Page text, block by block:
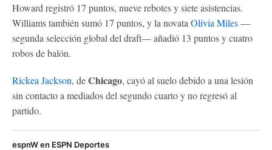
Howard registró 17 puntos, nueve rebotes y siete asistencias.
Williams también sumó 17 puntos, y la novata Olivia Miles—
segunda selección global del draft— añadió 13 puntos y cuatro
robos de balón.
Rickea Jackson, deChicago, cayó al suelo debido a una lesión
sin contacto a mediados del segundo cuarto y no regresó al
partido.
espnW en ESPN Deportes